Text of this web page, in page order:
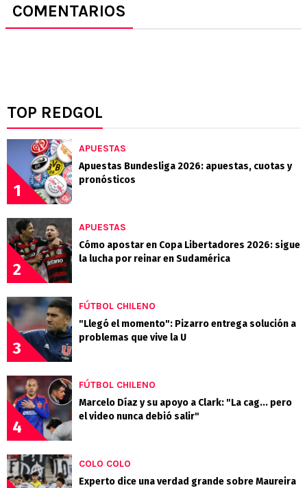
COMENTARIOS
TOP REDGOL
1
APUESTAS
Apuestas Bundesliga 2026: apuestas, cuotas y
pronósticos
2
APUESTAS
Cómo apostar en Copa Libertadores 2026: sigue
la lucha por reinar en Sudamérica
3
FÚTBOL CHILENO
"Llegó el momento": Pizarro entrega solución a
problemas que vive la U
4
FÚTBOL CHILENO
Marcelo Díaz y su apoyo a Clark: "La cag... pero
el video nunca debió salir"
COLO COLO
Experto dice una verdad grande sobre Maureira